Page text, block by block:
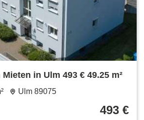
in Ulm 493 € 49.25 m²
Ulm 89075
493 €